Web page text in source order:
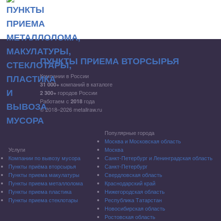
ПУНКТЫ ПРИЕМА ВТОРСЫРЬЯ
Компании в России
31 000+ компаний в каталоге
2 300+ городов России
Работаем с 2018 года
© 2018–2026 metallraw.ru
Услуги
Компании по вывозу мусора
Пункты приёма вторсырья
Пункты приема макулатуры
Пункты приема металлолома
Пункты приема пластика
Пункты приема стеклотары
Популярные города
Москва и Московская область
Москва
Санкт-Петербург и Ленинградская область
Санкт-Петербург
Свердловская область
Краснодарский край
Нижегородская область
Республика Татарстан
Новосибирская область
Ростовская область